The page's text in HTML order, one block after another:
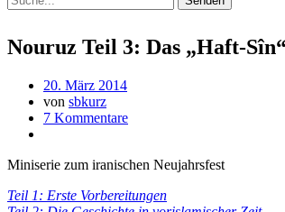
Nouruz Teil 3: Das „Haft-
20. März 2014
von sbkurz
7 Kommentare
Miniserie zum iranischen Neujahrsfest
Teil 1: Erste Vorbereitungen